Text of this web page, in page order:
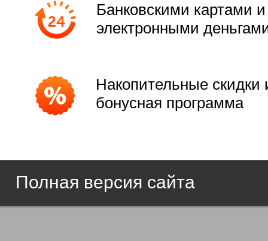
Банковскими картами и
электронными
Накопительные скидки
бонусная программа
Полная версия сайта